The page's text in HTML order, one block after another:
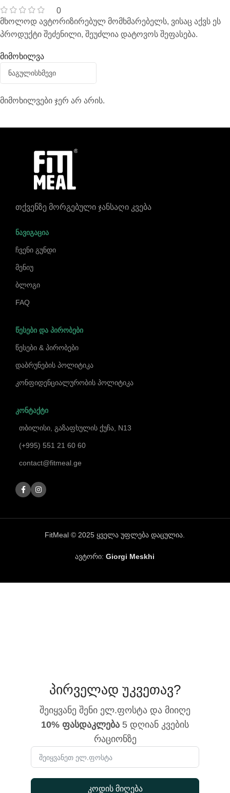
0
მიმოხილვა
მიმოხილვები ჯერ არ არის.
მხოლოდ ავტორიზირებულ მომხმარებელს, ვისაც აქვს ეს
პროდუქტი შეძენილი, შეუძლია დატოვოს შეფასება.
თქვენზე მორგებული ჯანსაღი კვება
ᲜᲐᲕᲘᲒᲐᲪᲘᲐ
ჩვენი გუნდი
მენიუ
ბლოგი
FAQ
ᲬᲔᲡᲔᲑᲘ ᲓᲐ ᲞᲘᲠᲝᲑᲔᲑᲘ
წესები & პირობები
დაბრუნების პოლიტიკა
კონფიდენციალურობის პოლიტიკა
ᲙᲝᲜᲢᲐᲥᲢᲘ
თბილისი, გაზაფხულის ქუჩა, N13
(+995) 551 21 60 60
contact@fitmeal.ge
FitMeal © 2025 ყველა უფლება დაცულია.
ავტორი:Giorgi Meskhi
პირველად უკვეთავ?
შეიყვანე შენი ელ.ფოსტა და მიიღე
10% ფასდაკლება 5 დღიან კვების
რაციონზე
კოდის მიღება